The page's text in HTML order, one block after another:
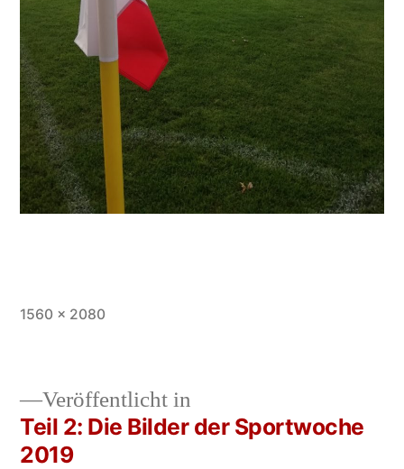
Vollständige
1560 × 2080
Beitrags-
Veröffentlicht in
Teil 2: Die Bilder der Sportwoche
2019